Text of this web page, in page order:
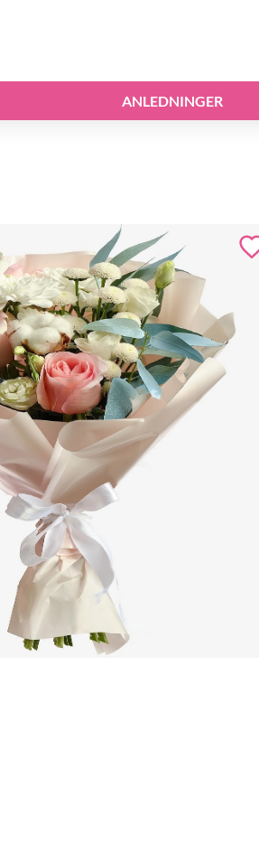
ANLEDNINGER